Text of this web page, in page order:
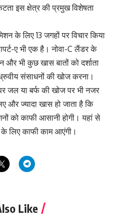
इस क्षेत्र की प्रमुख विशेषता
के लिए 13 जगहों पर विचार किया
ए भी एक है। नोवा-C लैंडर के
और भी कुछ खास बातों को दर्शाता
संसाधनों की खोज करना।
जल या बर्फ की खोज पर भी नजर
और ज्यादा खास हो जाता है कि
को काफी आसानी होगी। यहां से
के लिए काफी काम आएंगी।
Like